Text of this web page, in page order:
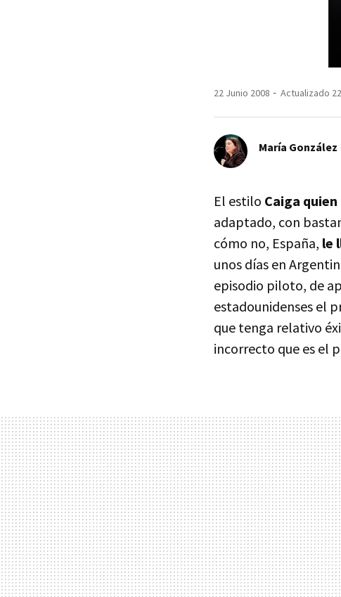
22 Junio 2008 Actualizado
María González
El estilo Caiga
adaptado, con
cómo no, España, le
unos días en
episodio piloto, de
estadounidenses el
que tenga relativo
incorrecto que es el